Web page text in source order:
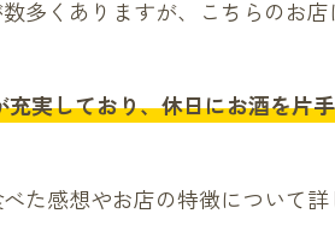
多くありますが、こちらのお
実しており、休日にお酒を片
た感想やお店の特徴について